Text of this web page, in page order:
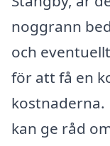
noggrann
och
för att få en
kostnaderna.
kan ge råd